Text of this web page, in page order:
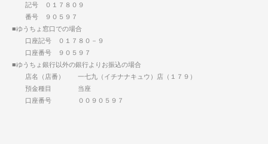
記号 ０１７８０９
番号 ９０５９７
■ゆうちょ窓口での場合
口座記号 ０１７８０－９
口座番号 ９０５９７
■ゆうちょ銀行以外の銀行よりお振込の場合
店名（店番） 一七九（イチナナキュウ）店（１７９）
預金種目 当座
口座番号 ００９０５９７